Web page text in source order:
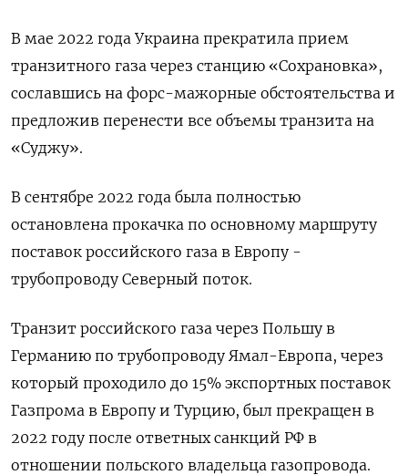
В мае 2022 года Украина прекратила прием
транзитного газа через станцию «Сохрановка»,
сославшись на форс-мажорные обстоятельства и
предложив перенести все объемы транзита на
«Суджу».
В сентябре 2022 года была полностью
остановлена прокачка по основному маршруту
поставок российского газа в Европу -
трубопроводу Северный поток.
Транзит российского газа через Польшу в
Германию по трубопроводу Ямал-Европа, через
который проходило до 15% экспортных поставок
Газпрома в Европу и Турцию, был прекращен в
2022 году после ответных санкций РФ в
отношении польского владельца газопровода.